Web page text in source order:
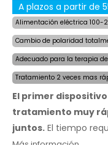
A plazos a partir de
Alimentación eléctrica 100-
Cambio de polaridad
Adecuado para la terapia
Tratamiento 2 veces mas
El primer
tratamiento muy
juntos. El tiempo